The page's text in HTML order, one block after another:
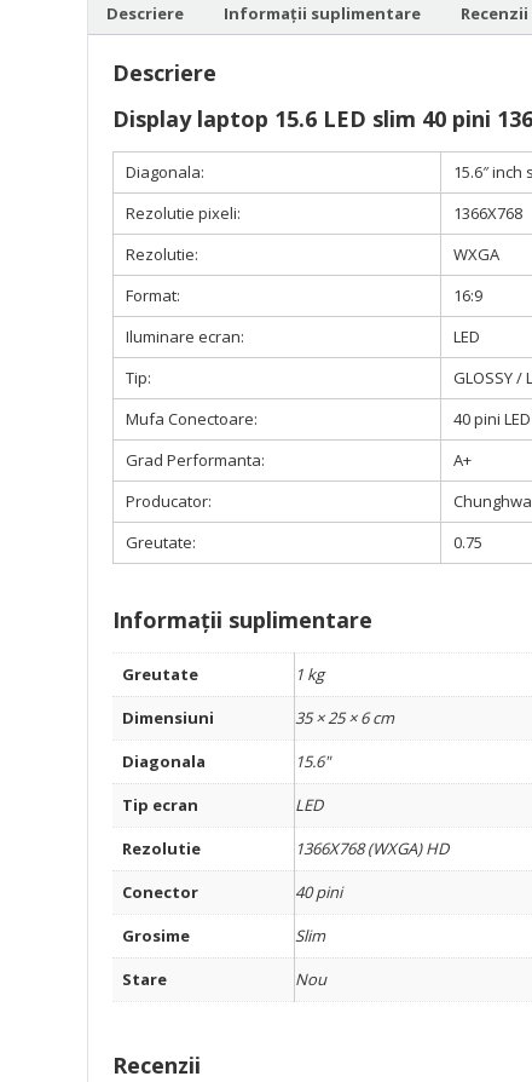
Descriere Informații suplimentare Recenzii
Descriere
Display laptop 15.6 LED slim 40 pini
Diagonala:
15.6″ inch
Rezolutie pixeli:
1366X768
Rezolutie:
WXGA
Format:
16:9
Iluminare ecran:
LED
Tip:
GLOSSY /
Mufa Conectoare:
40 pini LED
Grad Performanta:
A+
Producator:
Greutate:
0.75
Informații suplimentare
Greutate
1 kg
Dimensiuni
35 × 25 × 6 cm
Diagonala
15.6"
Tip ecran
LED
Rezolutie
1366X768 (WXGA) HD
Conector
40 pini
Grosime
Slim
Stare
Nou
Recenzii